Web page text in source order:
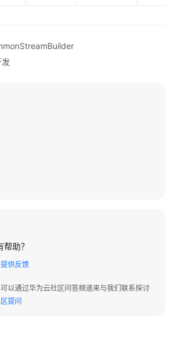
助？
提供反馈
以通过华为云社区问答频道来与我们联系探讨
提问